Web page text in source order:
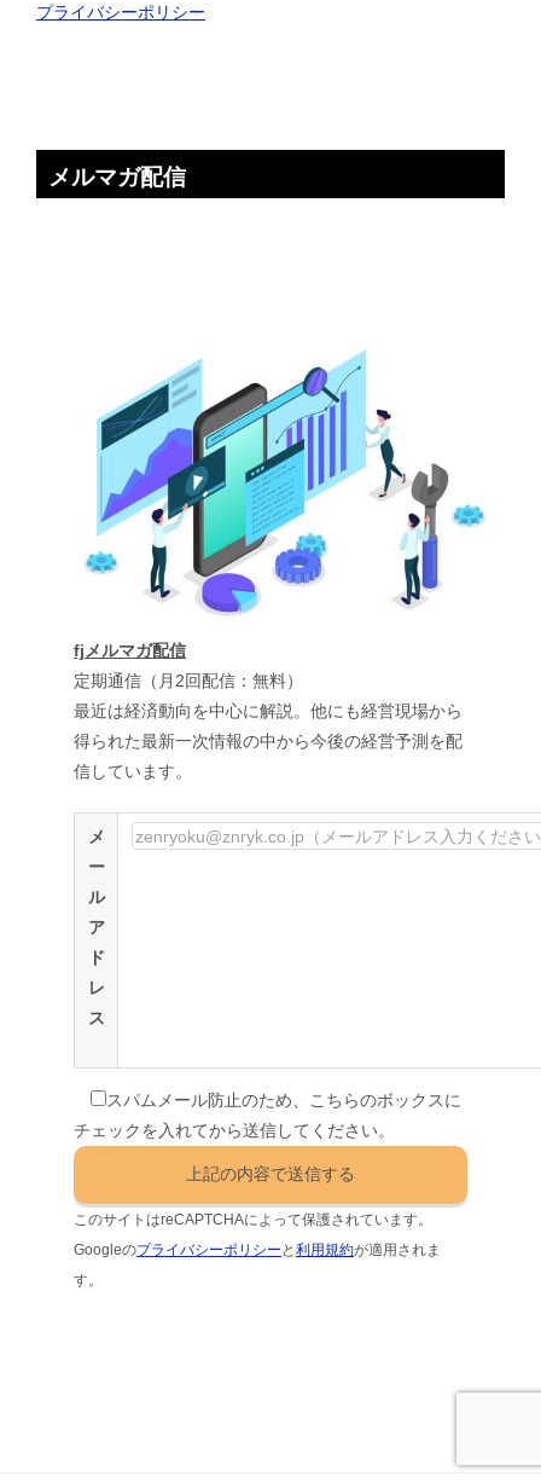
プライバシーポリシー
メルマガ配信
fjメルマガ配信
定期通信（月2回配信：無料）
最近は経済動向を中心に解説。他にも経営現場から
得られた最新一次情報の中から今後の経営予測を配
信しています。
メ
ー
ル
ア
ド
レ
ス
スパムメール防止のため、こちらのボックスに
チェックを入れてから送信してください。
このサイトはreCAPTCHAによって保護されています。
Googleのプライバシーポリシー と利用規約が適用されま
す。